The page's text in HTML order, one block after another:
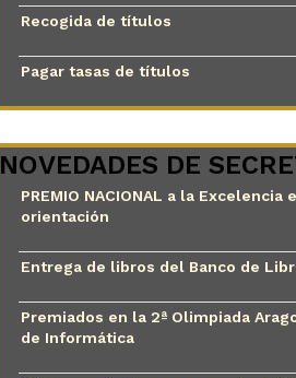
Recogida de títulos
Pagar tasas de títulos
NOVEDADES DE
PREMIO NACIONAL a la Excelencia
orientación
Entrega de libros del Banco de
Premiados en la 2ª Olimpiada
de Informática